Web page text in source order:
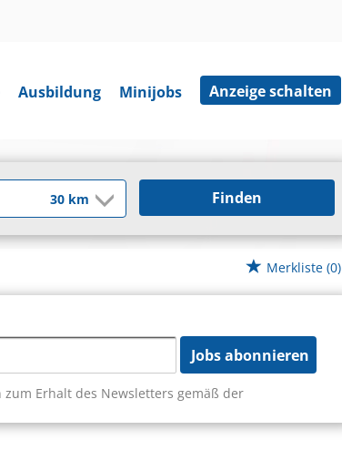
Ausbildung Minijobs Anzeige schalten
Finden
Merkliste (0)
Jobs abonnieren
Erhalt des Newsletters gemäß der